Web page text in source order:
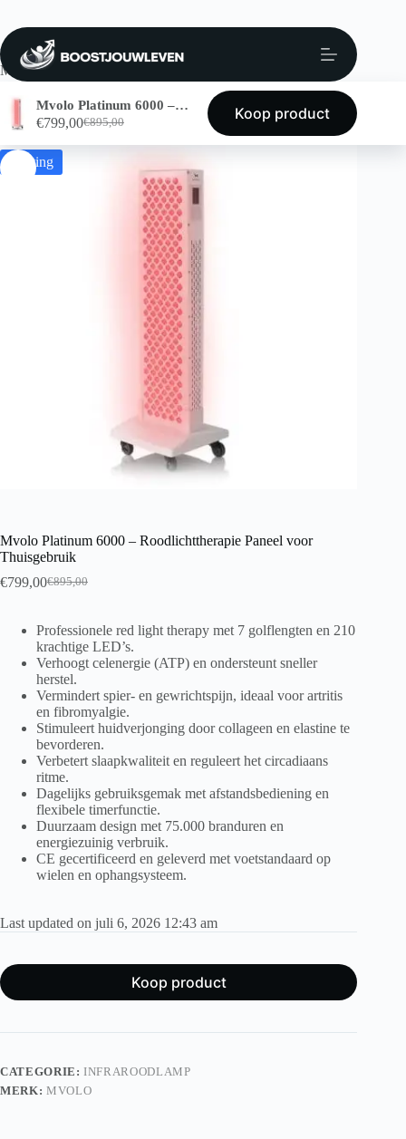
Mvolo Platinum 6000 – Roodlichttherapie Paneel voor Thuisgebruik
€895,00
€799,00 Koop product
Home Rust & Herstel
Infraroodlamp
Mvolo Platinum 6000 – Roodlichttherapie Paneel voor
Thuisgebruik
Korting
Mvolo Platinum 6000 – Roodlichttherapie Paneel voor
Thuisgebruik
€895,00
€799,00
Professionele red light therapy met 7 golflengten en 210
krachtige LED’s.
Verhoogt celenergie (ATP) en ondersteunt sneller
herstel.
Vermindert spier- en gewrichtspijn, ideaal voor artritis
en fibromyalgie.
Stimuleert huidverjonging door collageen en elastine te
bevorderen.
Verbetert slaapkwaliteit en reguleert het circadiaans
ritme.
Dagelijks gebruiksgemak met afstandsbediening en
flexibele timerfunctie.
Duurzaam design met 75.000 branduren en
energiezuinig verbruik.
CE gecertificeerd en geleverd met voetstandaard op
wielen en ophangsysteem.
Last updated on juli 6, 2026 12:43 am
Koop product
CATEGORIE:INFRAROODLAMP
MERK: MVOLO